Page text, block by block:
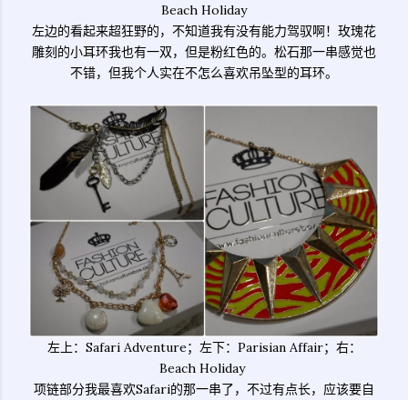
Beach Holiday
左边的看起来超狂野的，不知道我有没有能力驾驭啊！玫瑰花
雕刻的小耳环我也有一双，但是粉红色的。松石那一串感觉也
不错，但我个人实在不怎么喜欢吊坠型的耳环。
左上：Safari Adventure；左下：Parisian Affair；右：
Beach Holiday
项链部分我最喜欢Safari的那一串了，不过有点长，应该要自